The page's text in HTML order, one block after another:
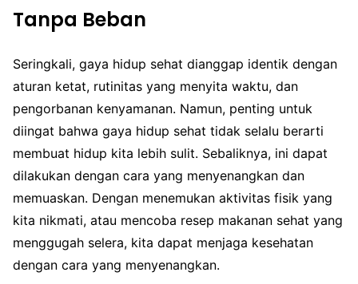
Tanpa Beban
Seringkali, gaya hidup sehat dianggap identik dengan
aturan ketat, rutinitas yang menyita waktu, dan
pengorbanan kenyamanan. Namun, penting untuk
diingat bahwa gaya hidup sehat tidak selalu berarti
membuat hidup kita lebih sulit. Sebaliknya, ini dapat
dilakukan dengan cara yang menyenangkan dan
memuaskan. Dengan menemukan aktivitas fisik yang
kita nikmati, atau mencoba resep makanan sehat yang
menggugah selera, kita dapat menjaga kesehatan
dengan cara yang menyenangkan.